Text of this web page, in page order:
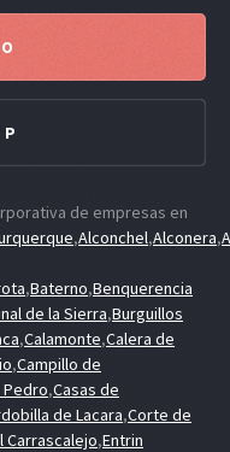
de empresas en
,Alconchel,Alconera,
,Baterno,Benquerencia
de la Sierra,Burguillos
,Calamonte,Calera de
,Campillo de
Pedro,Casas de
de Lacara,Corte de
Carrascalejo,Entrin